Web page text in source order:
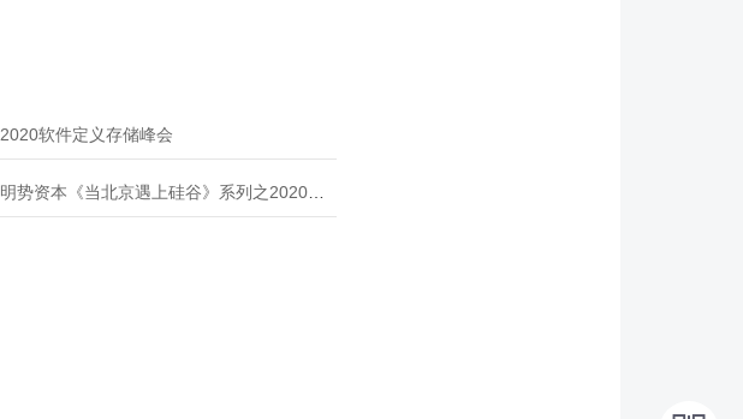
2020软件定义存储峰会
明势资本《当北京遇上硅谷》系列之2020年度开源峰会